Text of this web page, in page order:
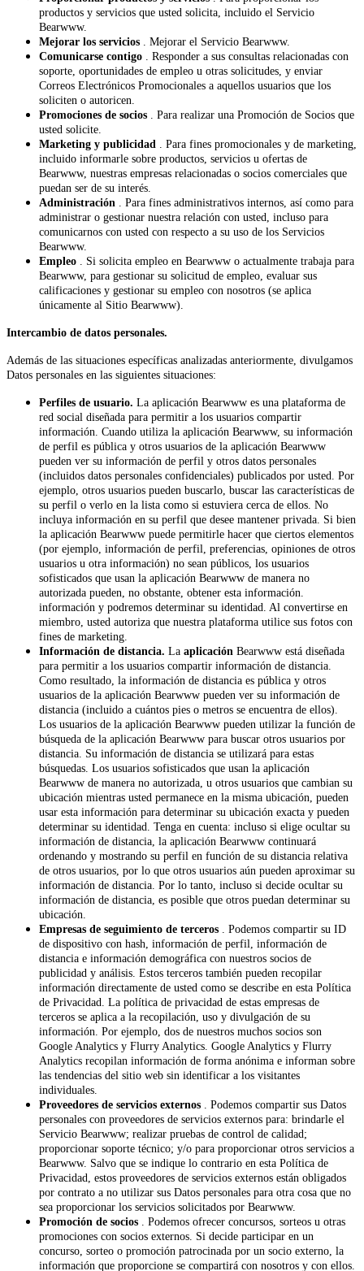
productos y servicios que usted solicita, incluido el Servicio
Bearwww.
Mejorar los servicios . Mejorar el Servicio Bearwww.
Comunicarse contigo . Responder a sus consultas relacionadas con
soporte, oportunidades de empleo u otras solicitudes, y enviar
Correos Electrónicos Promocionales a aquellos usuarios que los
soliciten o autoricen.
Promociones de socios . Para realizar una Promoción de Socios que
usted solicite.
Marketing y publicidad . Para fines promocionales y de marketing,
incluido informarle sobre productos, servicios u ofertas de
Bearwww, nuestras empresas relacionadas o socios comerciales que
puedan ser de su interés.
Administración . Para fines administrativos internos, así como para
administrar o gestionar nuestra relación con usted, incluso para
comunicarnos con usted con respecto a su uso de los Servicios
Bearwww.
Empleo . Si solicita empleo en Bearwww o actualmente trabaja para
Bearwww, para gestionar su solicitud de empleo, evaluar sus
calificaciones y gestionar su empleo con nosotros (se aplica
únicamente al Sitio Bearwww).
Intercambio de datos personales.
Además de las situaciones específicas analizadas anteriormente, divulgamos
Datos personales en las siguientes situaciones:
Perfiles de usuario. La aplicación Bearwww es una plataforma de
red social diseñada para permitir a los usuarios compartir
información. Cuando utiliza la aplicación Bearwww, su información
de perfil es pública y otros usuarios de la aplicación Bearwww
pueden ver su información de perfil y otros datos personales
(incluidos datos personales confidenciales) publicados por usted. Por
ejemplo, otros usuarios pueden buscarlo, buscar las características de
su perfil o verlo en la lista como si estuviera cerca de ellos. No
incluya información en su perfil que desee mantener privada. Si bien
la aplicación Bearwww puede permitirle hacer que ciertos elementos
(por ejemplo, información de perfil, preferencias, opiniones de otros
usuarios u otra información) no sean públicos, los usuarios
sofisticados que usan la aplicación Bearwww de manera no
autorizada pueden, no obstante, obtener esta información.
información y podremos determinar su identidad. Al convertirse en
miembro, usted autoriza que nuestra plataforma utilice sus fotos con
fines de marketing.
Información de distancia. La aplicación Bearwww está diseñada
para permitir a los usuarios compartir información de distancia.
Como resultado, la información de distancia es pública y otros
usuarios de la aplicación Bearwww pueden ver su información de
distancia (incluido a cuántos pies o metros se encuentra de ellos).
Los usuarios de la aplicación Bearwww pueden utilizar la función de
búsqueda de la aplicación Bearwww para buscar otros usuarios por
distancia. Su información de distancia se utilizará para estas
búsquedas. Los usuarios sofisticados que usan la aplicación
Bearwww de manera no autorizada, u otros usuarios que cambian su
ubicación mientras usted permanece en la misma ubicación, pueden
usar esta información para determinar su ubicación exacta y pueden
determinar su identidad. Tenga en cuenta: incluso si elige ocultar su
información de distancia, la aplicación Bearwww continuará
ordenando y mostrando su perfil en función de su distancia relativa
de otros usuarios, por lo que otros usuarios aún pueden aproximar su
información de distancia. Por lo tanto, incluso si decide ocultar su
información de distancia, es posible que otros puedan determinar su
ubicación.
Empresas de seguimiento de terceros . Podemos compartir su ID
de dispositivo con hash, información de perfil, información de
distancia e información demográfica con nuestros socios de
publicidad y análisis. Estos terceros también pueden recopilar
información directamente de usted como se describe en esta Política
de Privacidad. La política de privacidad de estas empresas de
terceros se aplica a la recopilación, uso y divulgación de su
información. Por ejemplo, dos de nuestros muchos socios son
Google Analytics y Flurry Analytics. Google Analytics y Flurry
Analytics recopilan información de forma anónima e informan sobre
las tendencias del sitio web sin identificar a los visitantes
individuales.
Proveedores de servicios externos . Podemos compartir sus Datos
personales con proveedores de servicios externos para: brindarle el
Servicio Bearwww; realizar pruebas de control de calidad;
proporcionar soporte técnico; y/o para proporcionar otros servicios a
Bearwww. Salvo que se indique lo contrario en esta Política de
Privacidad, estos proveedores de servicios externos están obligados
por contrato a no utilizar sus Datos personales para otra cosa que no
sea proporcionar los servicios solicitados por Bearwww.
Promoción de socios . Podemos ofrecer concursos, sorteos u otras
promociones con socios externos. Si decide participar en un
concurso, sorteo o promoción patrocinada por un socio externo, la
información que proporcione se compartirá con nosotros y con ellos.